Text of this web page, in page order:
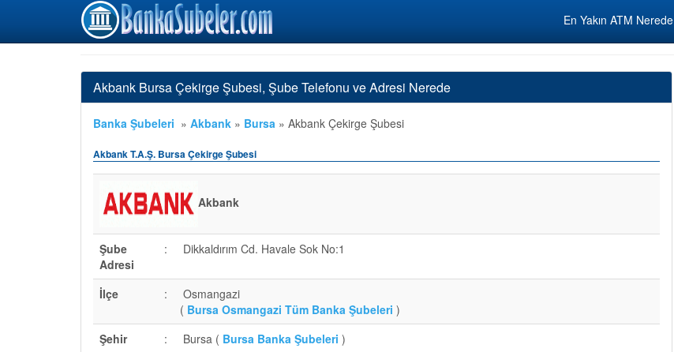
En Yakın ATM Nerede
Akbank Bursa Çekirge Şubesi, Şube Telefonu ve Adresi Nerede
Banka Şubeleri » Akbank » Bursa » Akbank Çekirge Şubesi
Akbank T.A.Ş. Bursa Çekirge Şubesi
Akbank
Şube
Adresi
: Dikkaldırım Cd. Havale Sok No:1
İlçe :
Osmangazi
( Bursa Osmangazi Tüm Banka Şubeleri )
Şehir
: Bursa ( Bursa Banka Şubeleri )